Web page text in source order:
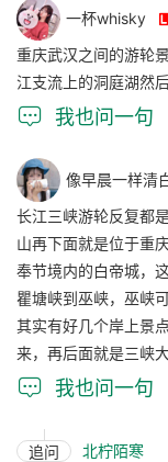
一杯whisky
重庆武汉之间的游轮
江支流上的洞庭湖然
 我也问一句
像早晨一样清
长江三峡游轮反复都
山再下面就是位于重
奉节境内的白帝城，
瞿塘峡到巫峡，巫峡
其实有好几个岸上景
来，再后面就是三峡
 我也问一句
追问 北柠陌寒